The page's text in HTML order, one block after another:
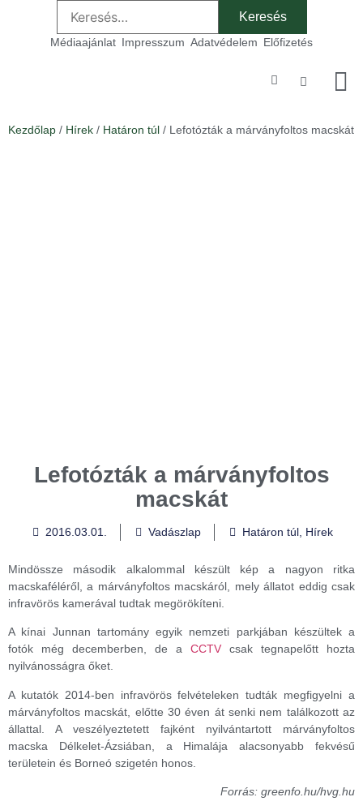
Médiaajánlat Impresszum Adatvédelem Előfizetés
Kezdőlap / Hírek / Határon túl / Lefotózták a márványfoltos macskát
Lefotózták a márványfoltos
macskát
2016.03.01. Vadászlap Határon túl Hírek
Mindössze második alkalommal készült kép a nagyon ritka
macskaféléről, a márványfoltos macskáról, mely állatot eddig csak
infravörös kamerával tudtak megörökíteni.
A kínai Junnan tartomány egyik nemzeti parkjában készültek a
fotók még decemberben, de a CCTV csak tegnapelőtt hozta
nyilvánosságra őket.
A kutatók 2014-ben infravörös felvételeken tudták megfigyelni a
márványfoltos macskát, előtte 30 éven át senki nem találkozott az
állattal. A veszélyeztetett fajként nyilvántartott márványfoltos
macska Délkelet-Ázsiában, a Himalája alacsonyabb fekvésű
területein és Borneó szigetén honos.
Forrás: greenfo.hu/hvg.hu